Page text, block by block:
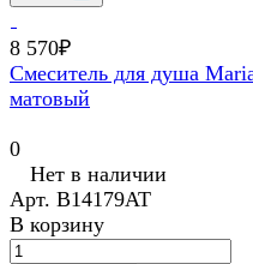
8 570₽
Смеситель для душа
матовый
0
Нет в наличии
Арт. В14179AT
В корзину